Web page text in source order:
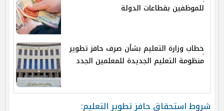
للموظفين بقطاعات الدولة
خطاب وزارة التعليم بشأن صرف حافز تطوير
منظومة التعليم الجديدة للمعلمين الجدد
شروط استحقاق حافز تطوير التعليم: